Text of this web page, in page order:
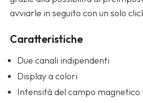
avviarle in seguito con un solo
Caratteristiche
Due canali indipendenti
Display a colori
Intensità del campo magnetico